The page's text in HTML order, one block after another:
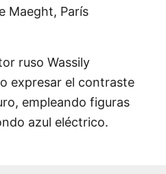
Maeght, París
ruso Wassily
expresar el contraste
empleando figuras
azul eléctrico.